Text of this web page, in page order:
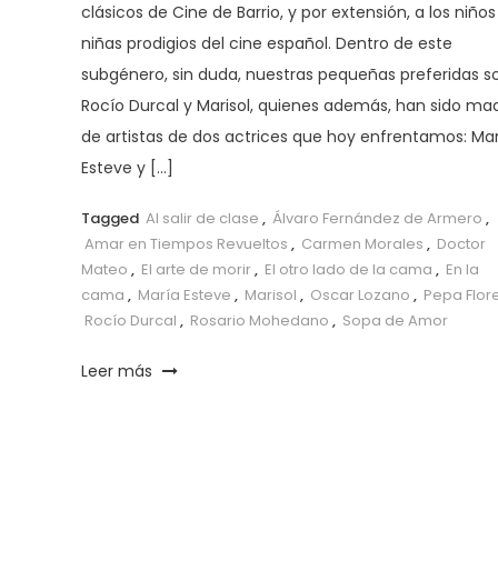
clásicos de Cine de Barrio, y por extensión, a los
niñas prodigios del cine español. Dentro de este
subgénero, sin duda, nuestras pequeñas preferidas
Rocío Durcal y Marisol, quienes además, han sido
de artistas de dos actrices que hoy enfrentamos:
Esteve y […]
Tagged Al salir de clase , Álvaro Fernández de Armero ,
Amar en Tiempos Revueltos , Carmen Morales , Doctor
Mateo , El arte de morir, El otro lado de la cama , En la
cama , María Esteve , Marisol , Oscar Lozano , Pepa
Rocío Durcal , Rosario Mohedano , Sopa de Amor
Leer más